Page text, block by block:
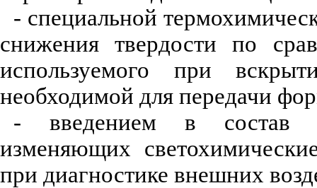
- специальной
снижения твердости по
используемого при
необходимой для передачи
- введением в состав
изменяющих
при диагностике внешних